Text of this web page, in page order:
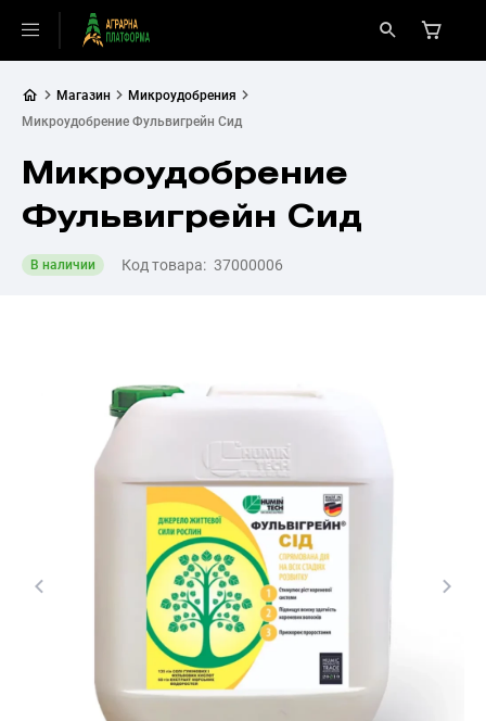
Магазин
Микроудобрения
Микроудобрение Фульвигрейн Сид
Микроудобрение
Фульвигрейн Сид
В наличии Код товара: 37000006